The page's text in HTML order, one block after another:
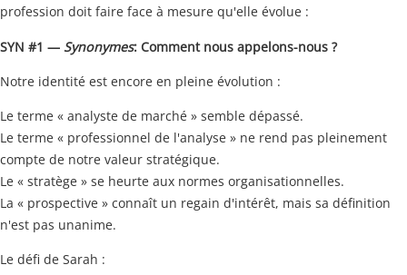
profession doit faire face à mesure qu'elle évolue :
SYN #1 — Synonymes: Comment nous appelons-nous ?
Notre identité est encore en pleine évolution :
Le terme « analyste de marché » semble dépassé.
Le terme « professionnel de l'analyse » ne rend pas pleinement
compte de notre valeur stratégique.
Le « stratège » se heurte aux normes organisationnelles.
La « prospective » connaît un regain d'intérêt, mais sa définition
n'est pas unanime.
Le défi de Sarah :